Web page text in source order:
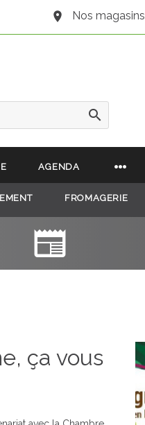
Nos magasins
AGENDA
FROMAGERIE
ça vous